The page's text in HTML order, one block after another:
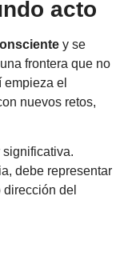
acto
y se
frontera que no
empieza el
nuevos retos,
significativa.
debe representar
del